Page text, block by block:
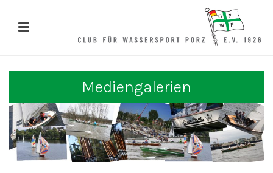
Mediengalerien